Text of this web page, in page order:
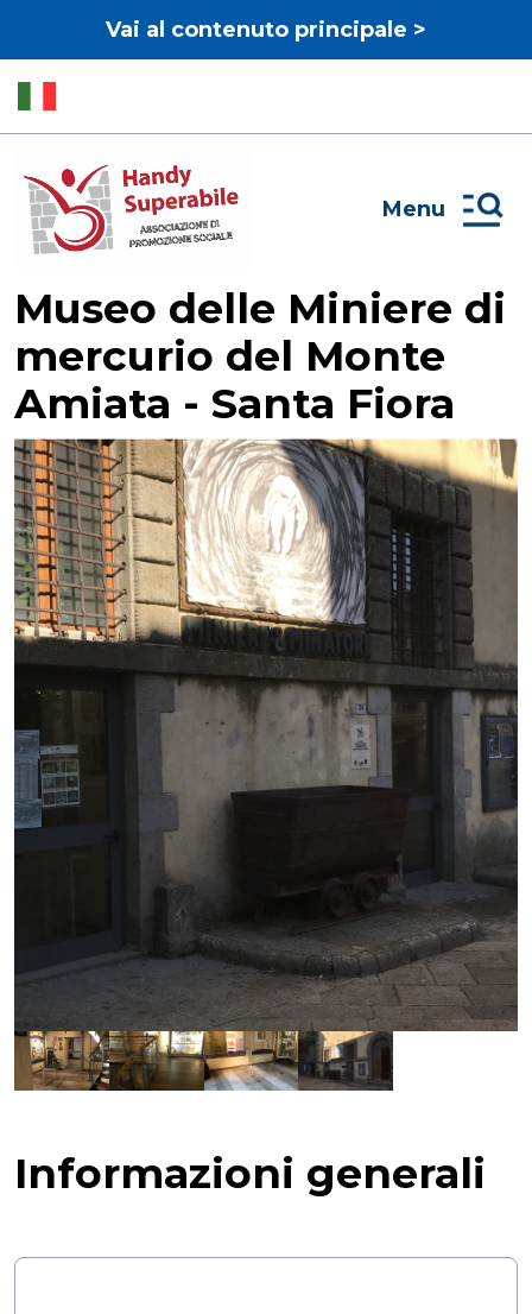
Vai al contenuto principale >
Menu
Museo delle Miniere di
mercurio del Monte
Amiata - Santa Fiora
Informazioni generali